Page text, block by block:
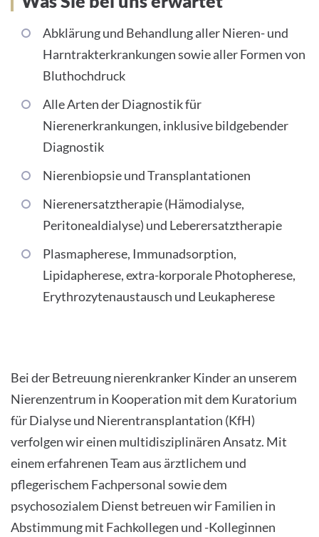
Abklärung und Behandlung aller Nieren- und
Harntrakterkrankungen sowie aller Formen von
Bluthochdruck
Alle Arten der Diagnostik für
Nierenerkrankungen, inklusive bildgebender
Diagnostik
Nierenbiopsie und Transplantationen
Nierenersatztherapie (Hämodialyse,
Peritonealdialyse) und Leberersatztherapie
Plasmapherese, Immunadsorption,
Lipidapherese, extra-korporale Photopherese,
Erythrozytenaustausch und Leukapherese
Bei der Betreuung nierenkranker Kinder an unserem
Nierenzentrum in Kooperation mit dem Kuratorium
für Dialyse und Nierentransplantation (KfH)
verfolgen wir einen multidisziplinären Ansatz. Mit
einem erfahrenen Team aus ärztlichem und
pflegerischem Fachpersonal sowie dem
psychosozialem Dienst betreuen wir Familien in
Abstimmung mit Fachkollegen und -Kolleginnen